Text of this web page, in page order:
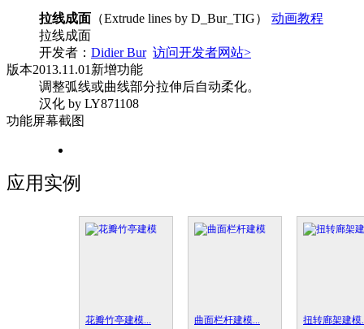
拉线成面 （Extrude lines by D_Bur_TIG）
动画教程
拉线成面
开发者： Didier Bur 访问开发者网站>
版本2013.11.01 新增功能
调整弧线或曲线部分拉伸后自动柔化。
汉化 by LY871108
功能屏幕截图
应用实例
花瓣竹亭建模... 曲面栏杆建模... 扭转廊架建模